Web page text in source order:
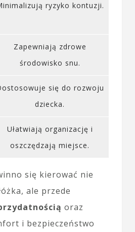
ryzyko kontuzji.
Zapewniają zdrowe
środowisko snu.
się do rozwoju
dziecka.
Ułatwiają organizację i
oszczędzają miejsce.
się kierować nie
ale przede
oraz
i bezpieczeństwo